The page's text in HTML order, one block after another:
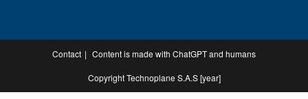
Contact Content is made with ChatGPT and humans
Copyright Technoplane S.A.S [year]